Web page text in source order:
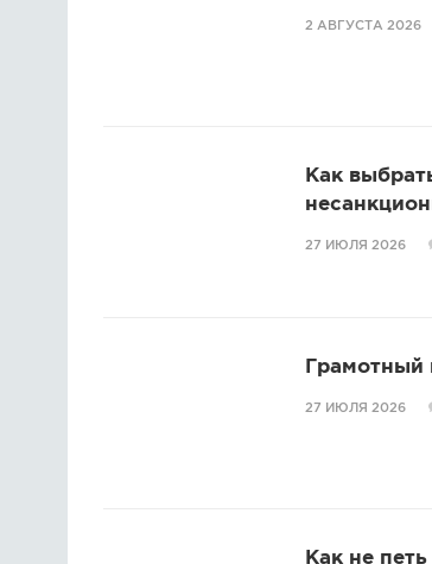
2 АВГУСТА 2026
Как
27 ИЮЛЯ 2026
Грамотный
27 ИЮЛЯ 2026
Как не